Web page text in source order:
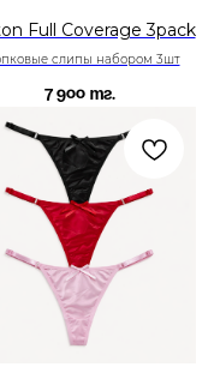
Full Coverage 3pack
слипы набором 3шт
7 900 тг.